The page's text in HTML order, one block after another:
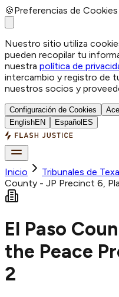
🍪Preferencias de Cookies
Nuestro sitio utiliza
pueden recopilar tu
nuestra política de
intercambio y registro de
nuestros socios y
Configuración de Cookies
EnglishEN Español ES
Inicio Tribunales de
County - JP Precinct 6,
El Paso
the Peace
2